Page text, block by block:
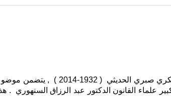
بين يدي كتاب بعنوان (قراءات في مراٌة
القانون الدكتور عبد الرزاق السنهوري .